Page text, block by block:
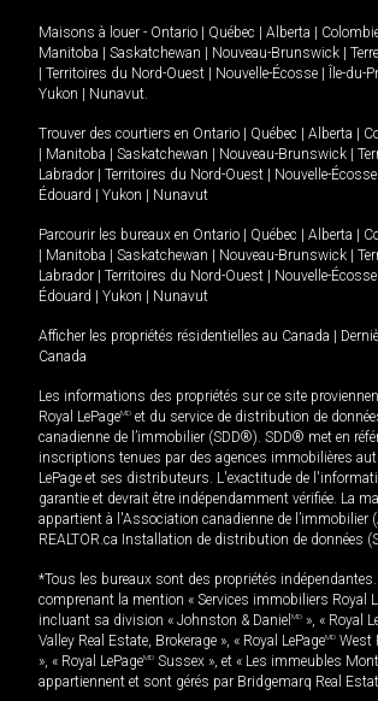
Maisons à louer - Ontario Québec Alberta
Manitoba
Saskatchewan Nouveau-Brunswick
Territoires du Nord-Ouest Nouvelle-Écosse Île-du-
Yukon
Nunavut.
Trouver des courtiers en Ontario Québec Alberta
Manitoba Saskatchewan Nouveau-Brunswick
Labrador
Territoires du Nord-Ouest Nouvelle-Écosse
Édouard
Yukon Nunavut
Parcourir les bureaux en Ontario Québec Alberta
Manitoba Saskatchewan Nouveau-Brunswick
Labrador
Territoires du Nord-Ouest Nouvelle-Écosse
Édouard
Yukon Nunavut
Afficher les propriétés résidentielles au Canada
Canada
Les informations des propriétés sur ce site
Royal LePageMD et du service de distribution de
canadienne de l’immobilier (SDD®). SDD® met en
inscriptions tenues par des agences immobilières
LePage et ses distributeurs. L'exactitude de
garantie et devrait être indépendamment vérifiée. La
appartient à l'Association canadienne de l’immobilier
REALTOR.ca Installation de distribution de données
*Tous les bureaux sont des propriétés
comprenant la mention « Services immobiliers Royal
incluant sa division « Johnston & Daniel MD », « Royal
Valley Real Estate, Brokerage », « Royal LePageMD West
», « Royal LePageMD Sussex », et « Les immeubles
appartiennent et sont gérés par Bridgemarq Real